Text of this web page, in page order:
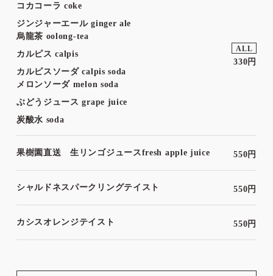
コカコーラ coke
ジンジャーエール ginger ale
烏龍茶 oolong-tea
カルピス calpis
カルピスソーダ calpis soda
メロンソーダ melon soda
ぶどうジュース grape juice
炭酸水 soda
ALL
330円
果樹園直送 生リンゴジュースfresh apple juice 550円
シャルドネスパークリングテイスト 550円
カシスオレンジテイスト 550円